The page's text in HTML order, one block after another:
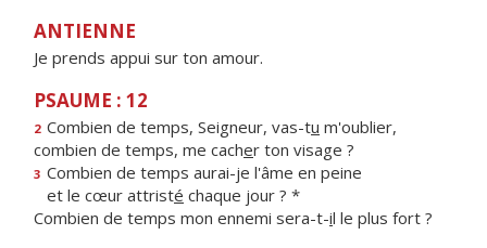
ANTIENNE
Je prends appui sur ton amour.
PSAUME : 12
2 Combien de temps, Seigneur, vas-tu m'oublier,
combien de temps, me cacher ton visage ?
3 Combien de temps aurai-je l'âme en peine
et le cœur attristé chaque jour ? *
Combien de temps mon ennemi sera-t-il le plus fort ?